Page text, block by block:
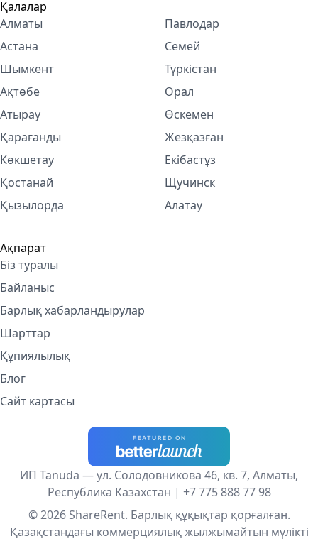
Қалалар
Алматы
Астана
Шымкент
Ақтөбе
Атырау
Қарағанды
Көкшетау
Қостанай
Қызылорда
Павлодар
Семей
Түркістан
Орал
Өскемен
Жезқазған
Екібастұз
Щучинск
Алатау
Ақпарат
Біз туралы
Байланыс
Барлық хабарландырулар
Шарттар
Құпиялылық
Блог
Сайт картасы
ИП Tanuda — ул. Солодовникова 46, кв. 7, Алматы,
Республика Казахстан | +7 775 888 77 98
© 2026 ShareRent. Барлық құқықтар қорғалған.
Қазақстандағы коммерциялық жылжымайтын мүлікті